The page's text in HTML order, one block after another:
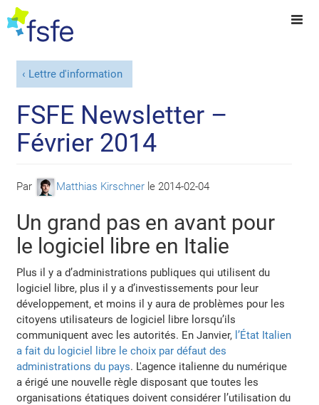
Lettre d'information
FSFE Newsletter –
Février 2014
Par Matthias Kirschner le 2014-02-04
Un grand pas en avant pour
le logiciel libre en Italie
Plus il y a d’administrations publiques qui utilisent du
logiciel libre, plus il y a d’investissements pour leur
développement, et moins il y aura de problèmes pour les
citoyens utilisateurs de logiciel libre lorsqu’ils
communiquent avec les autorités. En Janvier, l’État Italien
a fait du logiciel libre le choix par défaut des
administrations du pays. L'agence italienne du numérique
a érigé une nouvelle règle disposant que toutes les
organisations étatiques doivent considérer l’utilisation du